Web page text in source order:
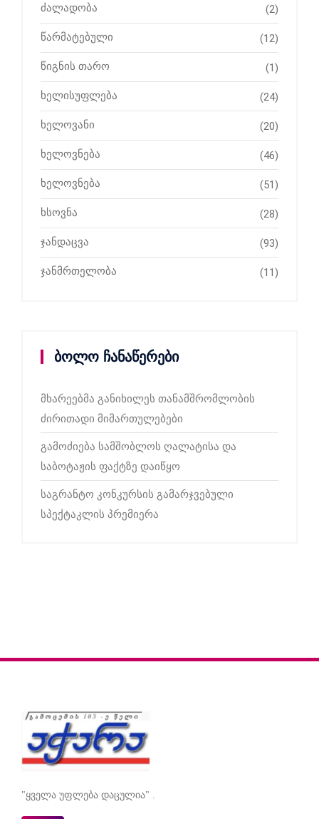
ძალადობა (2)
წარმატებული (12)
წიგნის თარო (1)
ხელისუფლება (24)
ხელოვანი (20)
ხელოვნება (46)
ხელოვნება (51)
ხსოვნა (28)
ჯანდაცვა (93)
ჯანმრთელობა (11)
ბოლო ჩანაწერები
მხარეებმა განიხილეს თანამშრომლობის
ძირითადი მიმართულებები
გამოძიება სამშობლოს ღალატისა და
საბოტაჟის ფაქტზე დაიწყო
საგრანტო კონკურსის გამარჯვებული
სპექტაკლის პრემიერა
"ყველა უფლება დაცულია" .